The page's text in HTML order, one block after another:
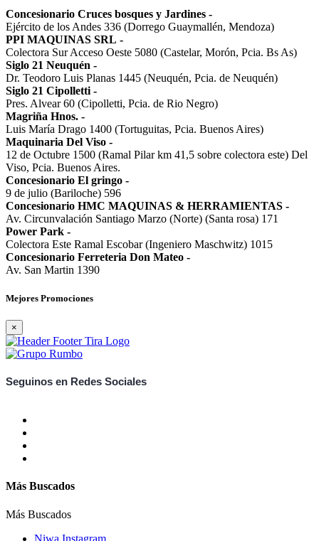
Concesionario Cruces bosques y Jardines -
Ejército de los Andes 336 (Dorrego Guaymallén, Mendoza)
PPI MAQUINAS SRL -
Colectora Sur Acceso Oeste 5080 (Castelar, Morón, Pcia. Bs As)
Siglo 21 Neuquén -
Dr. Teodoro Luis Planas 1445 (Neuquén, Pcia. de Neuquén)
Siglo 21 Cipolletti -
Pres. Alvear 60 (Cipolletti, Pcia. de Rio Negro)
Magriña Hnos. -
Luis María Drago 1400 (Tortuguitas, Pcia. Buenos Aires)
Maquinaria Del Viso -
12 de Octubre 1500 (Ramal Pilar km 41,5 sobre colectora este) Del
Viso, Pcia. Buenos Aires.
Concesionario El gringo -
9 de julio (Bariloche) 596
Concesionario HMC MAQUINAS & HERRAMIENTAS -
Av. Circunvalación Santiago Marzo (Norte) (Santa rosa) 171
Power Park -
Colectora Este Ramal Escobar (Ingeniero Maschwitz) 1015
Concesionario Ferreteria Don Mateo -
Av. San Martin 1390
Mejores Promociones
×
Seguinos en Redes Sociales
Más Buscados
Más Buscados
Niwa Instagram